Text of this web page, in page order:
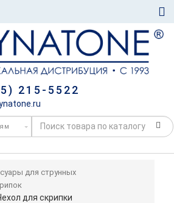
215-5522
для струнных
для скрипки